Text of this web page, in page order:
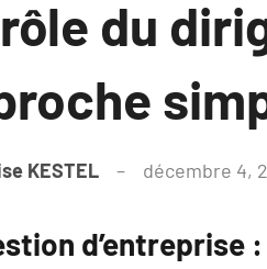
du
KESTEL décembre 4,
d’entreprise